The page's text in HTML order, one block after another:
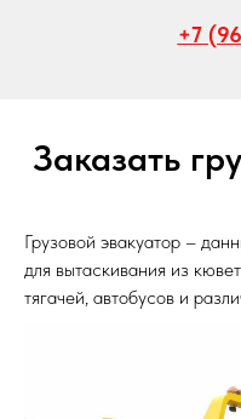
+7
Заказать
Грузовой эвакуатор –
для вытаскивания из
тягачей, автобусов и